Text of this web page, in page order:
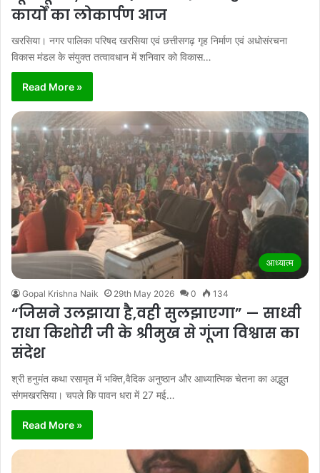
कार्यों का लोकार्पण आज
खरसिया। नगर पालिका परिषद खरसिया एवं छत्तीसगढ़ गृह निर्माण एवं अधोसंरचना
विकास मंडल के संयुक्त तत्वावधान में शनिवार को विकास…
Read More »
आध्यात्म
Gopal Krishna Naik 29th May 2026 0 134
“जिसने उलझाया है,वही सुलझाएगा” — साध्वी
राधा किशोरी जी के श्रीमुख से गूंजा विश्वास का
संदेश
श्री हनुमंत कथा रसामृत में भक्ति,वैदिक अनुष्ठान और आध्यात्मिक चेतना का अद्भुत
संगमखरसिया। चपले कि पावन धरा में 27 मई…
Read More »